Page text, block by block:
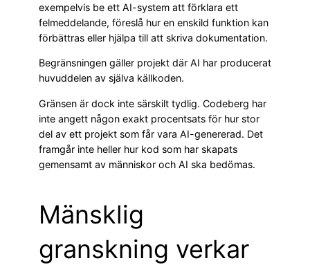
exempelvis be ett AI-system att förklara ett
felmeddelande, föreslå hur en enskild funktion kan
förbättras eller hjälpa till att skriva dokumentation.
Begränsningen gäller projekt där AI har producerat
huvuddelen av själva källkoden.
Gränsen är dock inte särskilt tydlig. Codeberg har
inte angett någon exakt procentsats för hur stor
del av ett projekt som får vara AI-genererad. Det
framgår inte heller hur kod som har skapats
gemensamt av människor och AI ska bedömas.
Mänsklig
granskning verkar